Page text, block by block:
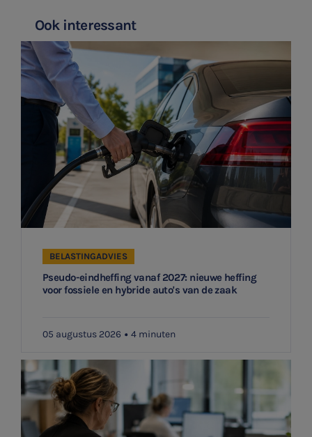
Ook interessant
Pseudo-eindheffing vanaf 2027: nieuwe heffing
voor fossiele en hybride auto's van de zaak
BELASTINGADVIES
05 augustus 2026 4 minuten